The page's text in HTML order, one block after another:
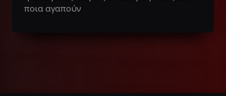
ποια αγαπούν